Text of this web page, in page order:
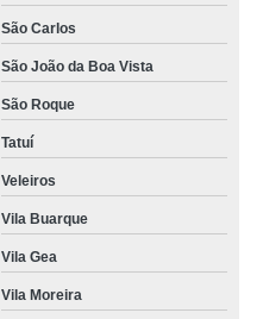
São Carlos
São João da Boa Vista
São Roque
Tatuí
Veleiros
Vila Buarque
Vila Gea
Vila Moreira